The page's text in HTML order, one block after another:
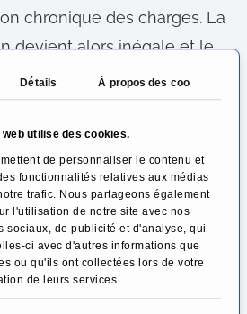
Détails À propos des cookies
web utilise des cookies.
de personnaliser le contenu et
fonctionnalités relatives aux médias
trafic. Nous partageons également
l'utilisation de notre site avec nos
sociaux, de publicité et d'analyse, qui
ci avec d'autres informations que
ou qu'ils ont collectées lors de votre
de leurs services.
chronique des charges. La
devient alors inégale et le
rapidement à certains
des premiers
cartilage peut encore
un certain temps le
charge. Il en va de